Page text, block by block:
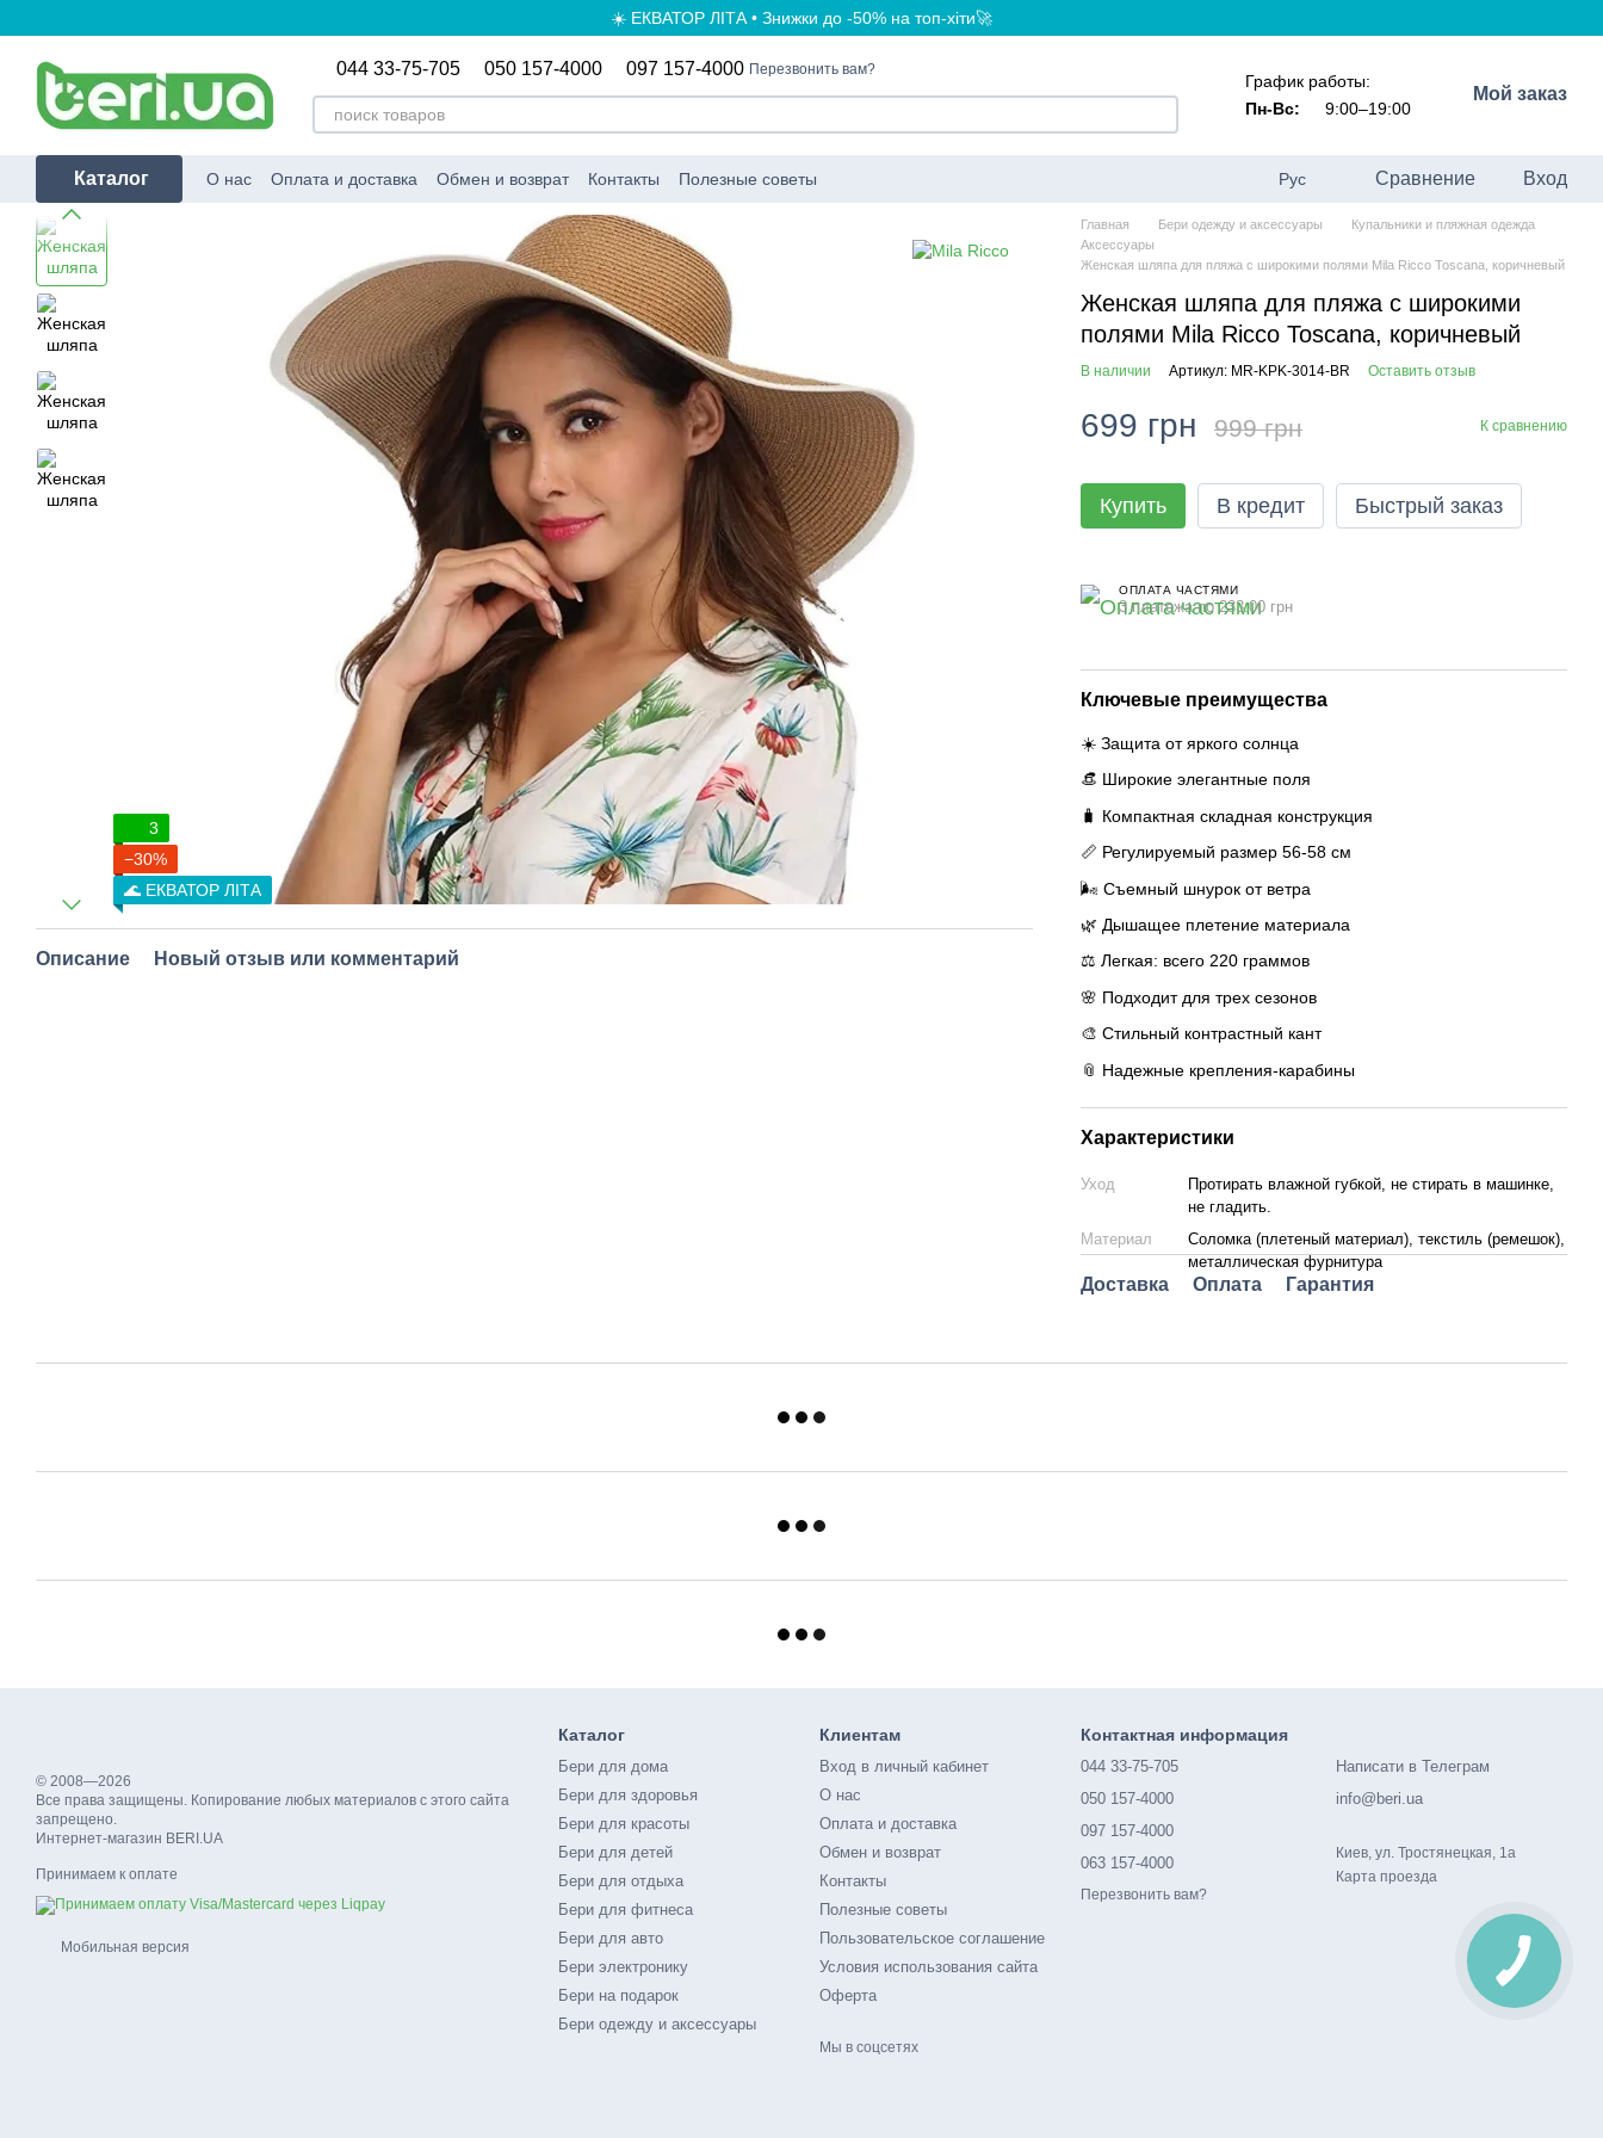
☀️ ЕКВАТОР ЛІТА • Знижки до -50% на топ-хіти🚀
044 33-75-705 050 157-4000 097 157-4000 Перезвонить вам?
График работы:
Пн-Вс:
9:00–19:00
Мой заказ
Каталог О нас Оплата и доставка Обмен и возврат Контакты Полезные советы Рус Сравнение Вход
3
−30%
🌊 ЕКВАТОР ЛІТА
Описание Новый отзыв или комментарий
Главная Бери одежду и аксессуары
Купальники и пляжная одежда
Аксессуары
Женская шляпа для пляжа с широкими полями Mila Ricco Toscana, коричневый
Женская шляпа для пляжа с широкими
полями Mila Ricco Toscana, коричневый
В наличии Артикул: MR-KPK-3014-BR Оставить отзыв
699 грн 999 грн К сравнению
Купить В кредит Быстрый заказ
ОПЛАТА ЧАСТЯМИ
3 платежа по 233.00 грн
Ключевые преимущества
☀️ Защита от яркого солнца
👒 Широкие элегантные поля
🧳 Компактная складная конструкция
📏 Регулируемый размер 56-58 см
🌬️ Съемный шнурок от ветра
🌿 Дышащее плетение материала
⚖️ Легкая: всего 220 граммов
🌸 Подходит для трех сезонов
🎨 Стильный контрастный кант
📎 Надежные крепления-карабины
Характеристики
Уход
Протирать влажной губкой, не стирать в машинке,
не гладить.
Материал
Соломка (плетеный материал), текстиль (ремешок),
металлическая фурнитура
Доставка Оплата Гарантия
© 2008—2026
Все права защищены. Копирование любых материалов с этого сайта
запрещено.
Интернет-магазин BERI.UA
Принимаем к оплате
Мобильная версия
Каталог
Бери для дома
Бери для здоровья
Бери для красоты
Бери для детей
Бери для отдыха
Бери для фитнеса
Бери для авто
Бери электронику
Бери на подарок
Бери одежду и аксессуары
Клиентам
Вход в личный кабинет
О нас
Оплата и доставка
Обмен и возврат
Контакты
Полезные советы
Пользовательское соглашение
Условия использования сайта
Оферта
Мы в соцсетях
Контактная информация
044 33-75-705
050 157-4000
097 157-4000
063 157-4000
Перезвонить вам?
Написати в Телеграм
info@beri.ua
Киев, ул. Тростянецкая, 1а
Карта проезда